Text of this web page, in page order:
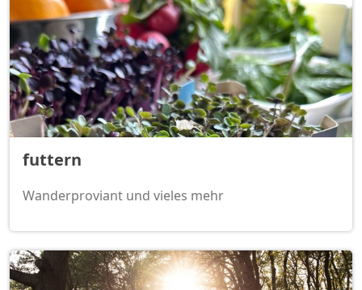
futtern
Wanderproviant und vieles mehr